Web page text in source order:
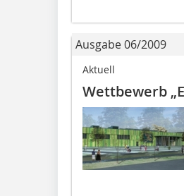
Ausgabe 06/2009
Aktuell
Wettbewerb